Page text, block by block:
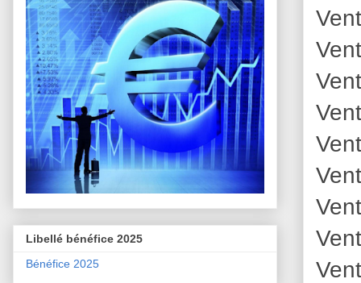
Libellé bénéfice 2025
Bénéfice 2025